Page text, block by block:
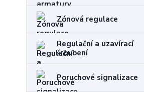
Zónová regulace
Regulační a uzavírací
šroubení
Poruchové signalizace